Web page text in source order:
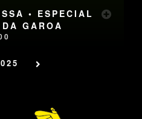
• ESPECIAL
GAROA